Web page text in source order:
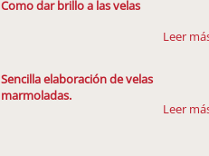
Como dar brillo a las velas
Sencilla elaboración de velas
marmoladas.